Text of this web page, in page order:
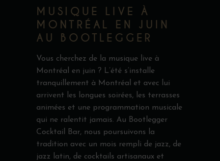
MUSIQUE LIVE À
MONTRÉAL EN JUIN
AU BOOTLEGGER
Vous cherchez de la musique live à
Montréal en juin ? L’été s’installe
tranquillement à Montréal et avec lui
arrivent les longues soirées, les terrasses
animées et une programmation musicale
qui ne ralentit jamais. Au Bootlegger
Cocktail Bar, nous poursuivons la
tradition avec un mois rempli de jazz, de
jazz latin, de cocktails artisanaux et